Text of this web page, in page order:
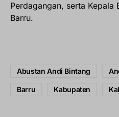
Perdagangan, serta Kepala
Barru.
Abustan Andi Bintang
Barru Kabupaten